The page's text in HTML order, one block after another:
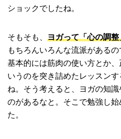
ショックでしたね。
そもそも、 ヨガって「心の調
もちろんいろんな流派があるの
基本的には筋肉の使い方とか
いうのを突き詰めたレッスン
ね。そう考えると、ヨガの知
のがあるなと。そこで勉強し
た。